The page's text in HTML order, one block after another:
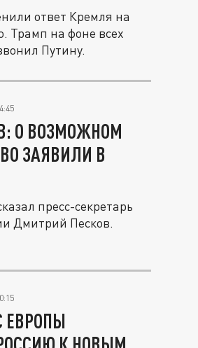
ответ Кремля на
Трамп на фоне всех
Путину.
О ВОЗМОЖНОМ
ЗАЯВИЛИ В
пресс-секретарь
Дмитрий Песков.
ЕВРОПЫ